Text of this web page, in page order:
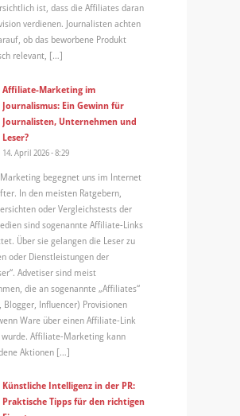
ist, dass die Affiliates daran
verdienen. Journalisten achten
ob das beworbene Produkt
relevant, […]
Affiliate-Marketing im
Journalismus: Ein Gewinn für
Journalisten, Unternehmen und
Leser?
14. April 2026 - 8:29
begegnet uns im Internet
In den meisten Ratgebern,
oder Vergleichstests der
sind sogenannte Affiliate-Links
Über sie gelangen die Leser zu
oder Dienstleistungen der
Advetiser sind meist
die an sogenannte „Affiliates“
Blogger, Influencer) Provisionen
Ware über einen Affiliate-Link
Affiliate-Marketing kann
Aktionen […]
Künstliche Intelligenz in der PR:
Praktische Tipps für den richtigen